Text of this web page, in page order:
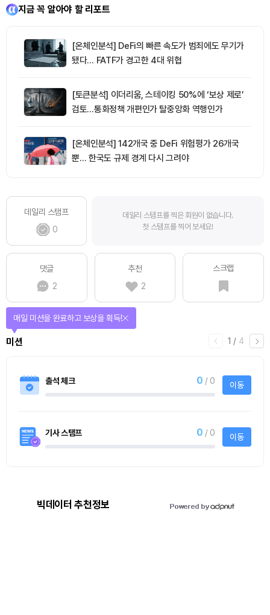
지금 꼭 알아야 할 리포트
[온체인분석] DeFi의 빠른 속도가 범죄에도 무기가
됐다… FATF가 경고한 4대 위협
[토큰분석] 이더리움, 스테이킹 50%에 ‘보상 제로’
검토…통화정책 개편인가 탈중앙화 역행인가
[온체인분석] 142개국 중 DeFi 위험평가 26개국
뿐… 한국도 규제 경계 다시 그려야
데일리 스탬프
0
데일리 스탬프를 찍은 회원이 없습니다.
첫 스탬프를 찍어 보세요!
댓글
2
추천
2
스크랩
1 / 4
미션
매일 미션을 완료하고 보상을 획득!
출석 체크 0 / 0 이동
기사 스탬프 0 / 0 이동
빅데이터 추천정보